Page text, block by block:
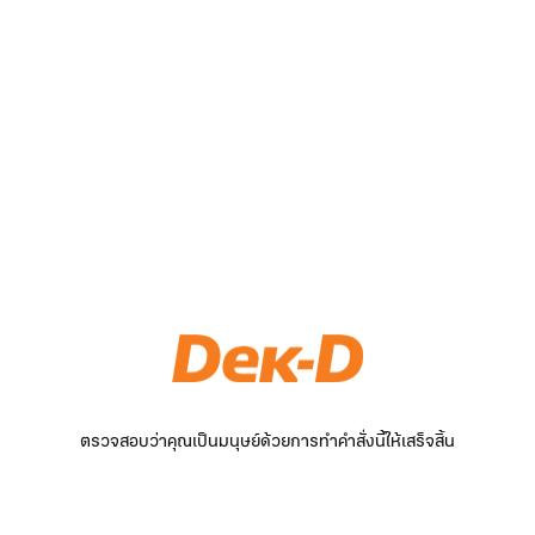
ตรวจสอบว่าคุณเป็นมนุษย์ด้วยการทำคำสั่งนี้ให้เสร็จสิ้น